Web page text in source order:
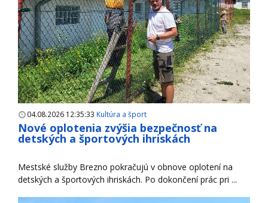
04.08.2026 12:35:33 Kultúra a šport
Nové oplotenia zvýšia bezpečnosť na
detských a športových ihriskách
Mestské služby Brezno pokračujú v obnove oplotení na
detských a športových ihriskách. Po dokončení prác pri ...